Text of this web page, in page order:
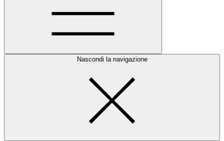
Nascondi la navigazione